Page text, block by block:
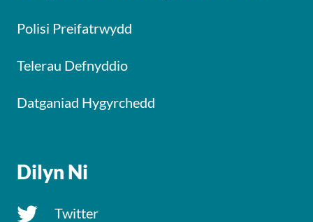
Polisi Preifatrwydd
Telerau Defnyddio
Datganiad Hygyrchedd
Dilyn Ni
Twitter